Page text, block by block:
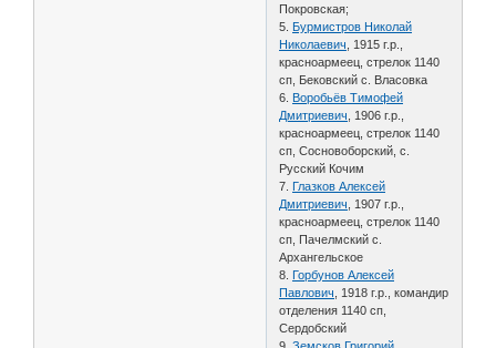
Покровская;
5.
Бурмистров Николай
Николаевич , 1915 г.р.,
красноармеец, стрелок 1140
сп, Бековский с. Власовка
6.
Воробьёв Тимофей
Дмитриевич , 1906 г.р.,
красноармеец, стрелок 1140
сп, Сосновоборский, с.
Русский Кочим
7.
Глазков Алексей
Дмитриевич , 1907 г.р.,
красноармеец, стрелок 1140
сп, Пачелмский с.
Архангельское
8.
Горбунов Алексей
Павлович , 1918 г.р., командир
отделения 1140 сп,
Сердобский